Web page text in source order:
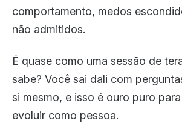
comportamento, medos
não admitidos.
É quase como uma sessão de
sabe? Você sai dali com
si mesmo, e isso é ouro puro
evoluir como pessoa.